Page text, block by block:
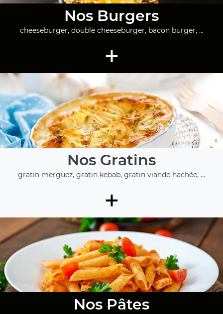
Nos Burgers
cheeseburger, double cheeseburger, bacon burger, ...
+
Nos Gratins
gratin merguez, gratin kebab, gratin viande hachée, ...
+
Nos Pâtes